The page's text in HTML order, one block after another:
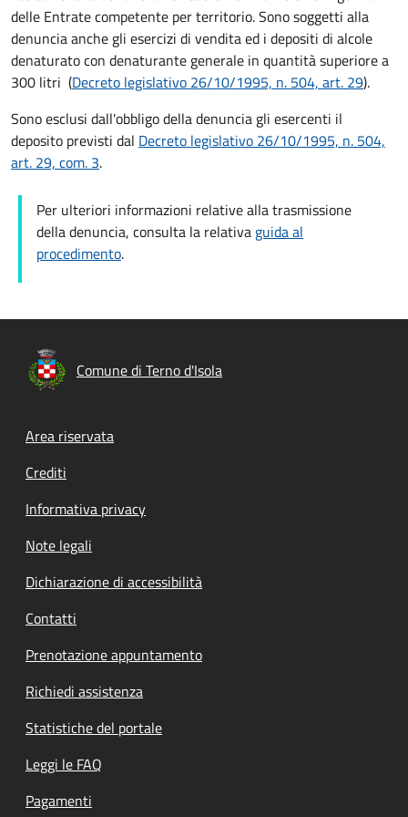
delle Entrate competente per territorio. Sono soggetti alla
denuncia anche gli esercizi di vendita ed i depositi di alcole
denaturato con denaturante generale in quantità superiore a
300 litri (Decreto legislativo 26/10/1995, n. 504, art. 29).
Sono esclusi dall'obbligo della denuncia gli esercenti il
deposito previsti dal Decreto legislativo 26/10/1995, n. 504,
art. 29, com. 3.
Per ulteriori informazioni relative alla trasmissione
della denuncia, consulta la relativa guida al
procedimento.
Comune di Terno d'Isola
Footer menu
Area riservata
Crediti
Informativa privacy
Note legali
Dichiarazione di accessibilità
Contatti
Prenotazione appuntamento
Richiedi assistenza
Statistiche del portale
Leggi le FAQ
Pagamenti